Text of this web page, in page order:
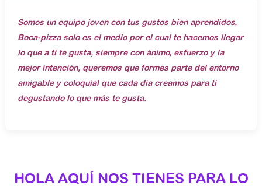
Somos un equipo joven con tus gustos bien aprendidos,
Boca-pizza solo es el medio por el cual te hacemos llegar
lo que a ti te gusta, siempre con ánimo, esfuerzo y la
mejor intención, queremos que formes parte del entorno
amigable y coloquial que cada día creamos para ti
degustando lo que más te gusta.
HOLA AQUÍ NOS TIENES PARA LO